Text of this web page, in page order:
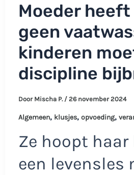
Moeder
geen
kinderen
discipline
Door Mischa P. / 26 november 2024
Algemeen, klusjes, opvoeding,
Ze hoopt haar
een levensles